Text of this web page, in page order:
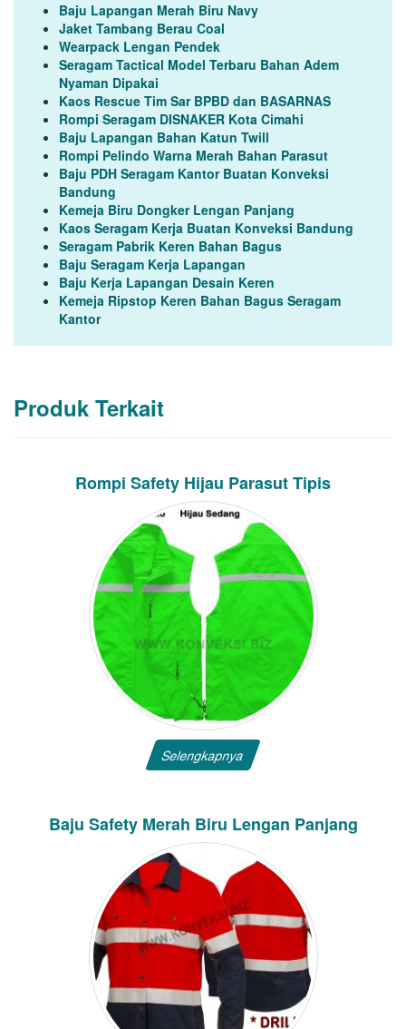
Baju Lapangan Merah Biru Navy
Jaket Tambang Berau Coal
Wearpack Lengan Pendek
Seragam Tactical Model Terbaru Bahan Adem
Nyaman Dipakai
Kaos Rescue Tim Sar BPBD dan BASARNAS
Rompi Seragam DISNAKER Kota Cimahi
Baju Lapangan Bahan Katun Twill
Rompi Pelindo Warna Merah Bahan Parasut
Baju PDH Seragam Kantor Buatan Konveksi
Bandung
Kemeja Biru Dongker Lengan Panjang
Kaos Seragam Kerja Buatan Konveksi Bandung
Seragam Pabrik Keren Bahan Bagus
Baju Seragam Kerja Lapangan
Baju Kerja Lapangan Desain Keren
Kemeja Ripstop Keren Bahan Bagus Seragam
Kantor
Produk Terkait
Rompi Safety Hijau Parasut Tipis
Selengkapnya
Baju Safety Merah Biru Lengan Panjang